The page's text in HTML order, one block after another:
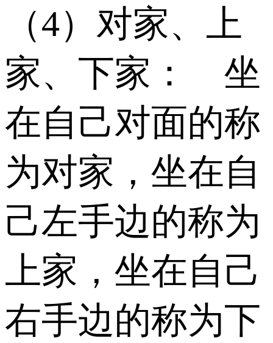
（4）对家、上
家、下家： 坐
在自己对面的称
为对家，坐在自
己左手边的称为
上家，坐在自己
右手边的称为下